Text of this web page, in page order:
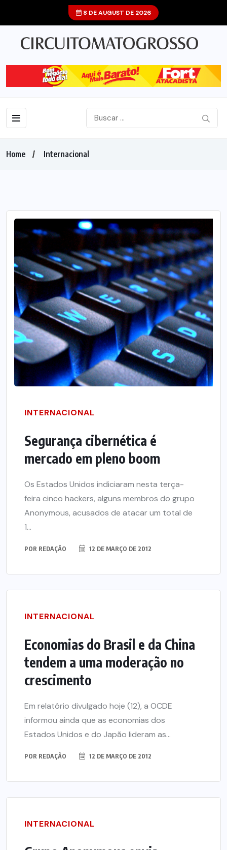
8 DE AUGUST DE 2026
Home Internacional
INTERNACIONAL
Segurança cibernética é
mercado em pleno boom
Os Estados Unidos indiciaram nesta terça-
feira cinco hackers, alguns membros do grupo
Anonymous, acusados de atacar um total de
1...
POR REDAÇÃO 12 DE MARÇO DE 2012
INTERNACIONAL
Economias do Brasil e da China
tendem a uma moderação no
crescimento
Em relatório divulgado hoje (12), a OCDE
informou ainda que as economias dos
Estados Unidos e do Japão lideram as...
POR REDAÇÃO 12 DE MARÇO DE 2012
INTERNACIONAL